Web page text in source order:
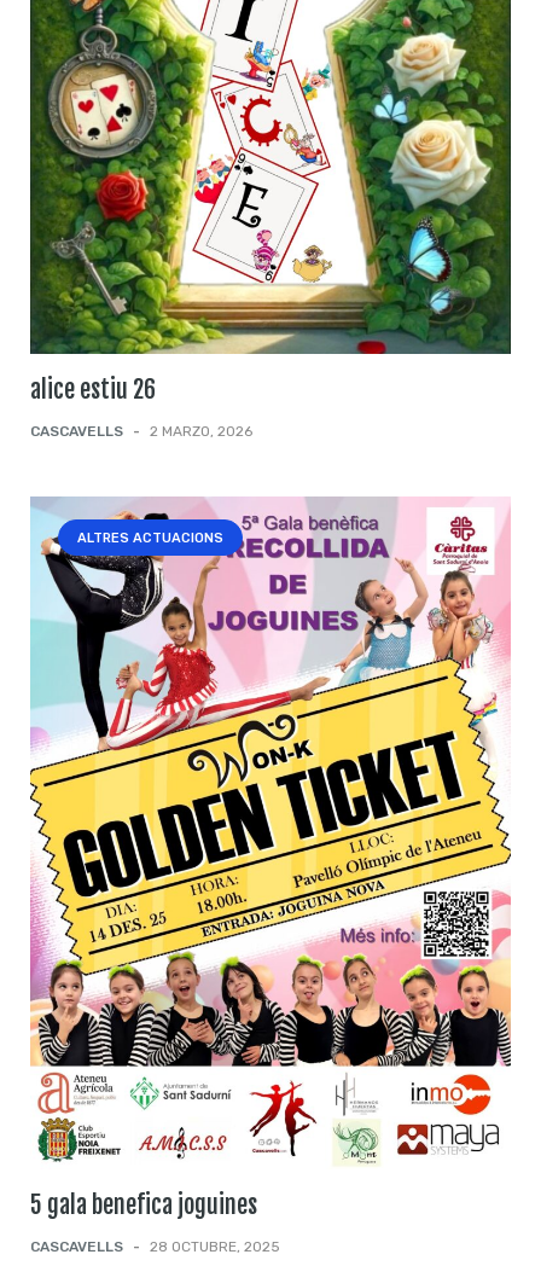
alice estiu 26
CASCAVELLS - 2 MARZO, 2026
ALTRES ACTUACIONS
5 gala benefica joguines
CASCAVELLS - 28 OCTUBRE, 2025